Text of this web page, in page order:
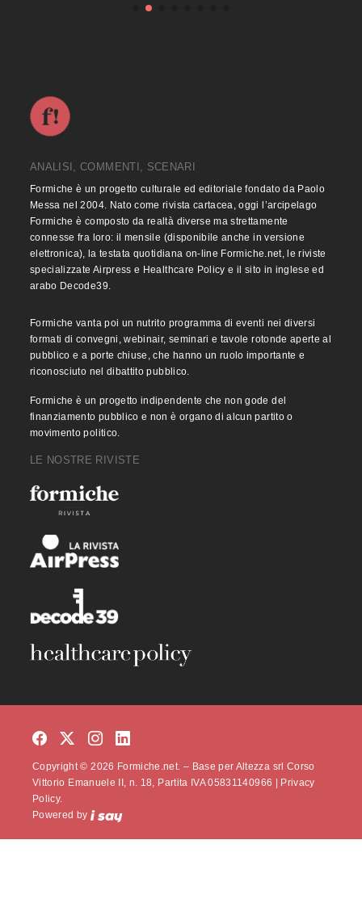
ANALISI, COMMENTI, SCENARI
Formiche è un progetto culturale ed editoriale fondato da Paolo
Messa nel 2004. Nato come rivista cartacea, oggi l’arcipelago
Formiche è composto da realtà diverse ma strettamente
connesse fra loro: il mensile (disponibile anche in versione
elettronica), la testata quotidiana on-line Formiche.net, le riviste
specializzate Airpress e Healthcare Policy e il sito in inglese ed
arabo Decode39.
Formiche vanta poi un nutrito programma di eventi nei diversi
formati di convegni, webinair, seminari e tavole rotonde aperte al
pubblico e a porte chiuse, che hanno un ruolo importante e
riconosciuto nel dibattito pubblico.
Formiche è un progetto indipendente che non gode del
finanziamento pubblico e non è organo di alcun partito o
movimento politico.
LE NOSTRE RIVISTE
Copyright © 2026 Formiche.net. – Base per Altezza srl Corso
Vittorio Emanuele II, n. 18, Partita IVA 05831140966 |
Privacy
Policy.
Powered by